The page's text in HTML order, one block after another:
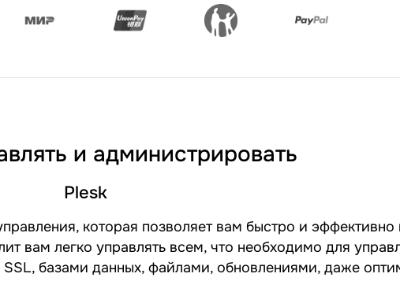
и администрировать
Plesk
которая позволяет вам быстро и
вам легко управлять всем, что необходимо для
базами данных, файлами, обновлениями, даже